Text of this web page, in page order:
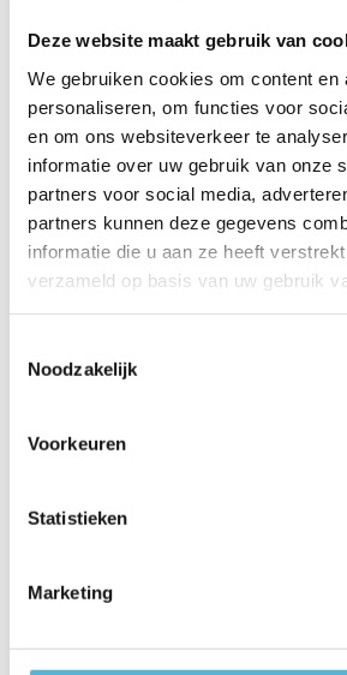
Deze website maakt gebruik van
We gebruiken cookies om content en
personaliseren, om functies voor
en om ons websiteverkeer te
informatie over uw gebruik van onze
partners voor social media,
partners kunnen deze gegevens
informatie die u aan ze heeft
verzameld op basis van uw gebruik
Noodzakelijk
Voorkeuren
Statistieken
Marketing
Breedte 10 cm
Toon meer
Gerelateerde artikelen:
LED GU10 lamp 50-
3,8 W...
€7,95